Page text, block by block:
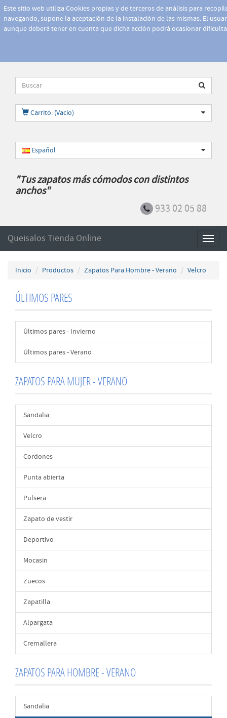
Este sitio web utiliza Cookies propias y de terceros de análisis para
navegando, supone la aceptación de la instalación de las mismas. El
aunque deberá tener en cuenta que dicha acción podrá ocasionar
Carrito: (Vacío)
Español
"Tus zapatos más cómodos con distintos
anchos"
933 02 05 88
Queisalos Tienda Online
Inicio Productos Zapatos Para Hombre - Verano Velcro
ÚLTIMOS PARES
Últimos pares - Invierno
Últimos pares - Verano
ZAPATOS PARA MUJER - VERANO
Sandalia
Velcro
Cordones
Punta abierta
Pulsera
Zapato de vestir
Deportivo
Mocasin
Zuecos
Zapatilla
Alpargata
Cremallera
ZAPATOS PARA HOMBRE - VERANO
Sandalia